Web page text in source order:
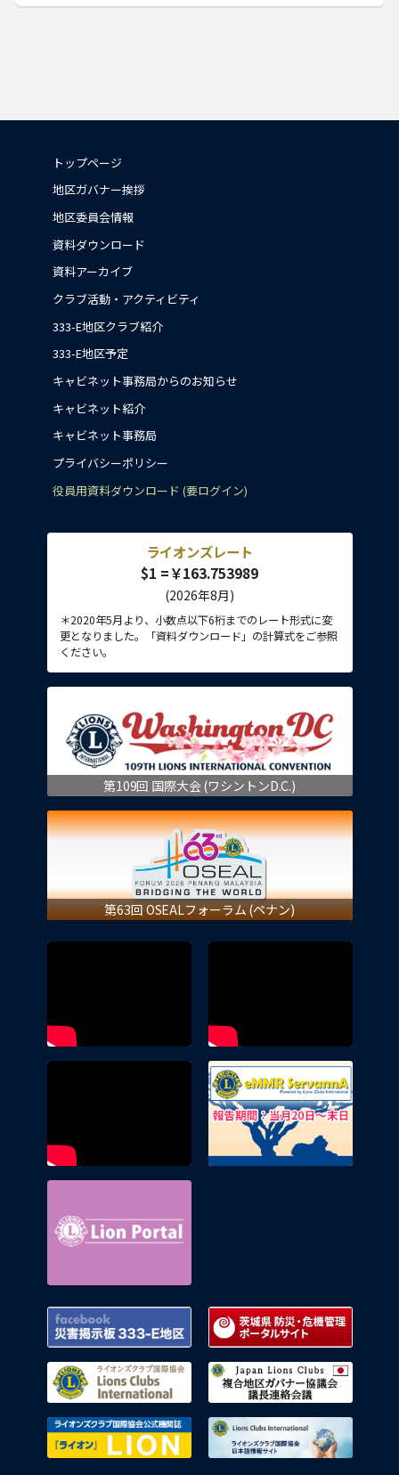
トップページ
地区ガバナー挨拶
地区委員会情報
資料ダウンロード
資料アーカイブ
クラブ活動・アクティビティ
333-E地区クラブ紹介
333-E地区予定
キャビネット事務局からのお知らせ
キャビネット紹介
キャビネット事務局
プライバシーポリシー
役員用資料ダウンロード (要ログイン)
ライオンズレート
$1 =￥163.753989
(2026年8月)
＊2020年5月より、小数点以下6桁までのレート形式に変
更となりました。「資料ダウンロード」の計算式をご参照
ください。
第109回 国際大会 (ワシントンD.C.)
第63回 OSEALフォーラム (ペナン)
Facebook 災害掲示板 333-E地区
ライオンズクラブ国際協会
ライオンズクラブ国際協会公式機関